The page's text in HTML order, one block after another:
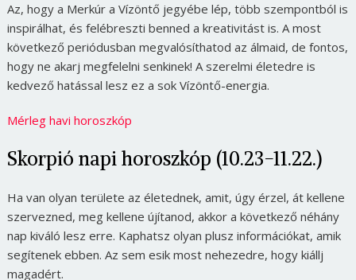
Az, hogy a Merkúr a Vízöntő jegyébe lép, több szempontból is
inspirálhat, és felébreszti benned a kreativitást is. A most
következő periódusban megvalósíthatod az álmaid, de fontos,
hogy ne akarj megfelelni senkinek! A szerelmi életedre is
kedvező hatással lesz ez a sok Vízöntő-energia.
Mérleg havi horoszkóp
Skorpió napi horoszkóp (10.23-11.22.)
Ha van olyan területe az életednek, amit, úgy érzel, át kellene
szervezned, meg kellene újítanod, akkor a következő néhány
nap kiváló lesz erre. Kaphatsz olyan plusz információkat, amik
segítenek ebben. Az sem esik most nehezedre, hogy kiállj
magadért.